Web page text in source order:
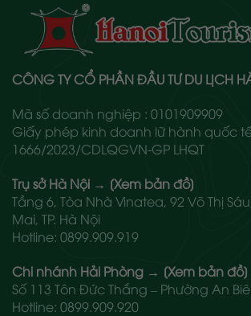
CÔNG TY CỔ PHẦN ĐẦU TƯ DU LỊCH
Mã số doanh nghiệp : 0101909909
Giấy phép kinh doanh lữ hành quốc
1666/2023/CDLQGVN-GP LHQT
Trụ sở Hà Nội → [Xem bản đồ]
Tầng 6, Tòa Nhà Vinatea, 92 Võ Thị
Mai, TP. Hà Nội
Hotline: 0899.909.919
Chi nhánh Hải Phòng → [Xem bản đồ]
Số 113 Tôn Đức Thắng – Phường An
Hotline: 0899.909.920